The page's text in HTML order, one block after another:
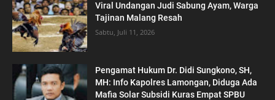
Viral Undangan Judi Sabung Ayam, Warga
Tajinan Malang Resah
Sabtu, Juli 11, 2026
Pengamat Hukum Dr. Didi Sungkono, SH,
MH: Info Kapolres Lamongan, Diduga Ada
Mafia Solar Subsidi Kuras Empat SPBU